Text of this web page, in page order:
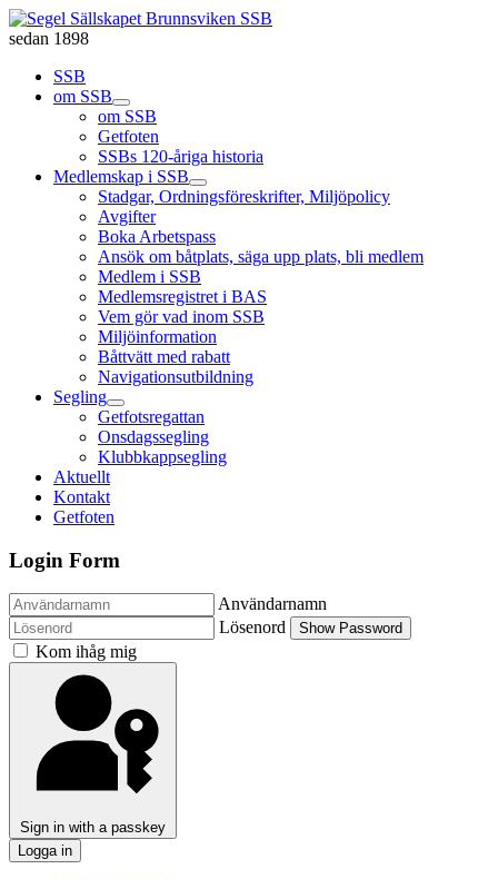
sedan 1898
SSB
om SSB
om SSB
Getfoten
SSBs 120-åriga historia
Medlemskap i SSB
Stadgar, Ordningsföreskrifter, Miljöpolicy
Avgifter
Boka Arbetspass
Ansök om båtplats, säga upp plats, bli medlem
Medlem i SSB
Medlemsregistret i BAS
Vem gör vad inom SSB
Miljöinformation
Båttvätt med rabatt
Navigationsutbildning
Segling
Getfotsregattan
Onsdagssegling
Klubbkappsegling
Aktuellt
Kontakt
Getfoten
Login Form
Användarnamn
Lösenord
Show Password
Kom ihåg mig
Sign in with a passkey
Logga in